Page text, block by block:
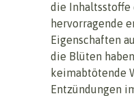
die Inhaltsstoffe
hervorragende
Eigenschaften
die Blüten
keimabtötende
Entzündungen